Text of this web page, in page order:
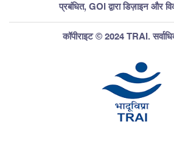
प्रबंधित, GOI द्वारा डिज़ाइन और
कॉपीराइट © 2024 TRAI.